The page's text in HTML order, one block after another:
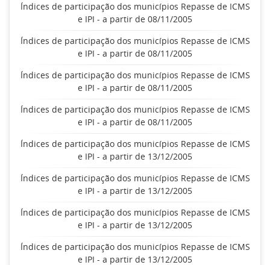
Índices de participação dos municípios Repasse de ICMS
e IPI - a partir de 08/11/2005
Índices de participação dos municípios Repasse de ICMS
e IPI - a partir de 08/11/2005
Índices de participação dos municípios Repasse de ICMS
e IPI - a partir de 08/11/2005
Índices de participação dos municípios Repasse de ICMS
e IPI - a partir de 08/11/2005
Índices de participação dos municípios Repasse de ICMS
e IPI - a partir de 13/12/2005
Índices de participação dos municípios Repasse de ICMS
e IPI - a partir de 13/12/2005
Índices de participação dos municípios Repasse de ICMS
e IPI - a partir de 13/12/2005
Índices de participação dos municípios Repasse de ICMS
e IPI - a partir de 13/12/2005